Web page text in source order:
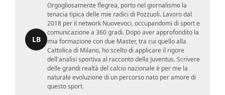
LB
Orgogliosamente flegrea, porto nel giornalismo la
tenacia tipica delle mie radici di Pozzuoli. Lavoro dal
2018 per il network Nuovevoci, occupandomi di sport e
comunicazione a 360 gradi. Dopo aver approfondito la
mia formazione con due Master, tra cui quello alla
Cattolica di Milano, ho scelto di applicare il rigore
dell'analisi sportiva al racconto della Juventus. Scrivere
delle grandi realtà del calcio nazionale è per me la
naturale evoluzione di un percorso nato per amore di
questo sport.